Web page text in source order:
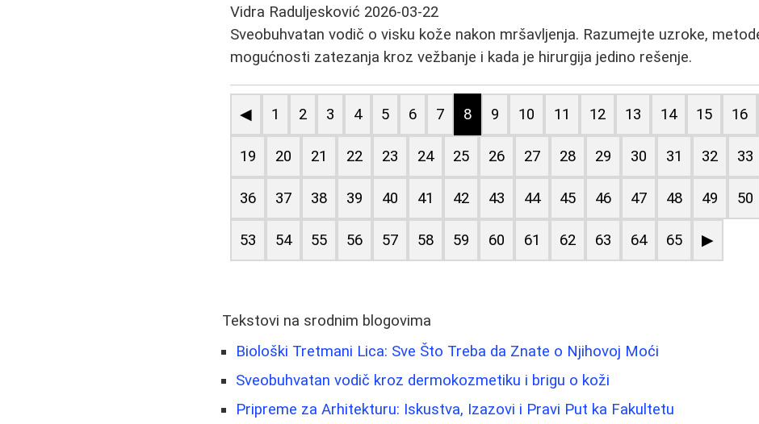
Vidra Raduljesković 2026-03-22
Sveobuhvatan vodič o visku kože nakon mršavljenja. Razumejte uzroke,
mogućnosti zatezanja kroz vežbanje i kada je hirurgija jedino rešenje.
◀ 1 2 3 4 5 6 7 8 9 10 11 12 13 14 15 16
19 20 21 22 23 24 25 26 27 28 29 30 31 32 33
36 37 38 39 40 41 42 43 44 45 46 47 48 49 50
53 54 55 56 57 58 59 60 61 62 63 64 65 ▶
Tekstovi na srodnim blogovima
Biološki Tretmani Lica: Sve Što Treba da Znate o Njihovoj Moći
Sveobuhvatan vodič kroz dermokozmetiku i brigu o koži
Pripreme za Arhitekturu: Iskustva, Izazovi i Pravi Put ka Fakultetu